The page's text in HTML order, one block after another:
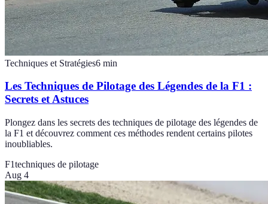
Techniques et Stratégies6 min
Les Techniques de Pilotage des Légendes de la F1 :
Secrets et Astuces
Plongez dans les secrets des techniques de pilotage des légendes de
la F1 et découvrez comment ces méthodes rendent certains pilotes
inoubliables.
F1techniques de pilotage
Aug 4